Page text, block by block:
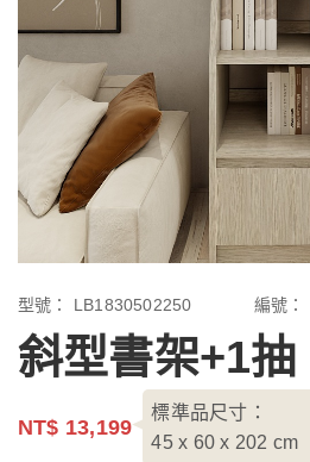
型號： LB1830502250 編號：
斜型書架+1抽
NT$ 13,199
標準品尺寸：
45 x 60 x 202 cm